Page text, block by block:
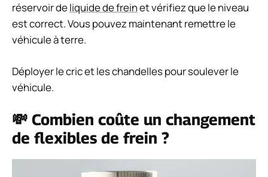
réservoir deliquide de freinet vérifiez que le niveau
est correct. Vous pouvez maintenant remettre le
véhicule à terre.
Déployer le cric et les chandelles pour soulever le
véhicule.
💸 Combien coûte un changement
de flexibles de frein ?